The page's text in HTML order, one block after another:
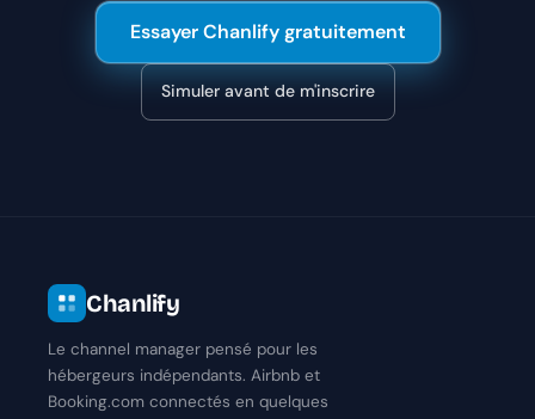
Essayer Chanlify gratuitement
Simuler avant de m'inscrire
Chanlify
Le channel manager pensé pour les
hébergeurs indépendants. Airbnb et
Booking.com connectés en quelques